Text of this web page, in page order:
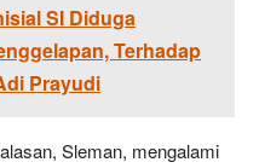
SI Diduga
Terhadap
Prayudi
Sleman, mengalami